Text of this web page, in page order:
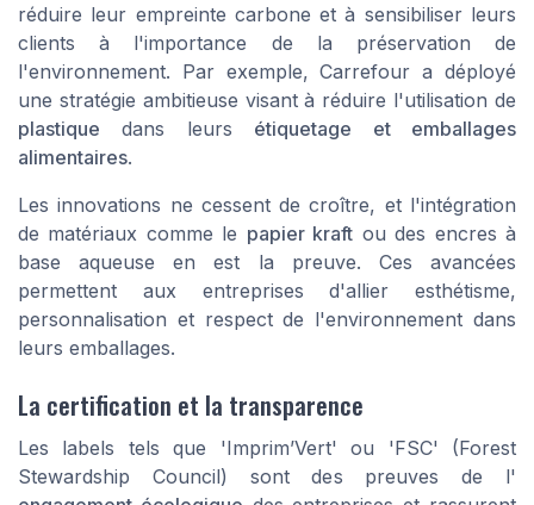
réduire leur empreinte carbone et à sensibiliser leurs
clients à l'importance de la préservation de
l'environnement. Par exemple, Carrefour a déployé
une stratégie ambitieuse visant à réduire l'utilisation de
plastique dans leurs étiquetage et emballages
alimentaires.
Les innovations ne cessent de croître, et l'intégration
de matériaux comme le papier kraft ou des encres à
base aqueuse en est la preuve. Ces avancées
permettent aux entreprises d'allier esthétisme,
personnalisation et respect de l'environnement dans
leurs emballages.
La certification et la transparence
Les labels tels que 'Imprim’Vert' ou 'FSC' (Forest
Stewardship Council) sont des preuves de l'